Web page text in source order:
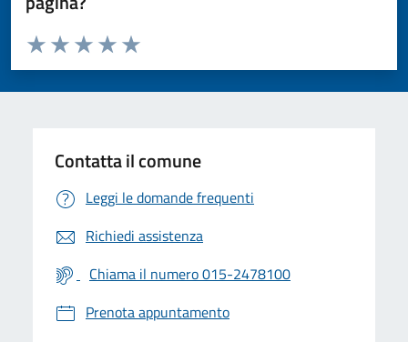
Valuta da 1 a 5 stelle la pagina
Valuta 5 stelle su 5
Valuta 4 stelle su 5
Valuta 3 stelle su 5
Valuta 2 stelle su 5
Valuta 1 stelle su 5
Contatta il comune
Leggi le domande frequenti
Richiedi assistenza
Chiama il numero 015-2478100
Prenota appuntamento